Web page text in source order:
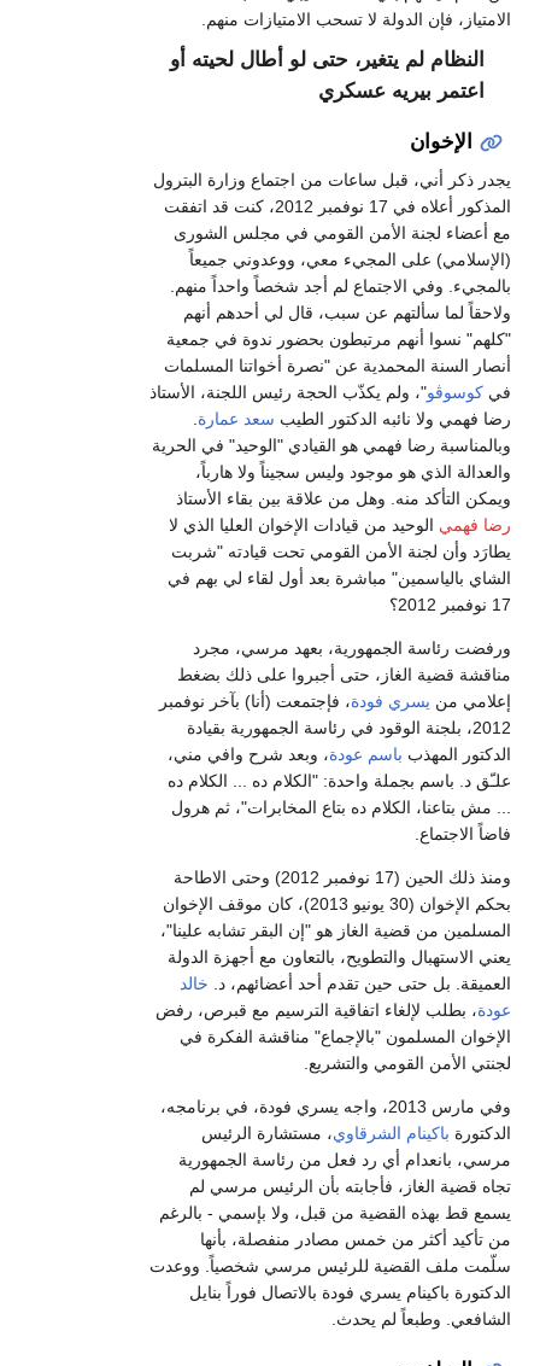
الامتياز، فإن الدولة لا تسحب الامتيازات منهم.
النظام لم يتغير، حتى لو أطال لحيته أو
اعتمر بيريه عسكري
الإخوان
يجدر ذكر أني، قبل ساعات من اجتماع وزارة البترول
المذكور أعلاه في 17 نوفمبر 2012، كنت قد اتفقت
مع أعضاء لجنة الأمن القومي في مجلس الشورى
(الإسلامي) على المجيء معي، ووعدوني جميعاً
بالمجيء. وفي الاجتماع لم أجد شخصاً واحداً منهم.
ولاحقاً لما سألتهم عن سبب، قال لي أحدهم أنهم
"كلهم" نسوا أنهم مرتبطون بحضور ندوة في جمعية
أنصار السنة المحمدية عن "نصرة أخواتنا المسلمات
في كوسوڤو"، ولم يكذّب الحجة رئيس اللجنة، الأستاذ
رضا فهمي ولا نائبه الدكتور الطيب سعد عمارة
وبالمناسبة رضا فهمي هو القيادي "الوحيد" في الحرية
والعدالة الذي هو موجود وليس سجيناً ولا هارباً،
ويمكن التأكد منه. وهل من علاقة بين بقاء الأستاذ
رضا فهمي الوحيد من قيادات الإخوان العليا الذي لا
يطارَد وأن لجنة الأمن القومي تحت قيادته "شربت
الشاي بالياسمين" مباشرة بعد أول لقاء لي بهم في
17 نوفمبر 2012؟
ورفضت رئاسة الجمهورية، بعهد مرسي، مجرد
مناقشة قضية الغاز، حتى أجبروا على ذلك بضغط
إعلامي من يسري فودة، فإجتمعت (أنا) بآخر نوفمبر
2012، بلجنة الوقود في رئاسة الجمهورية بقيادة
الدكتور المهذب باسم عودة، وبعد شرح وافي مني،
علـّق د. باسم بجملة واحدة: "الكلام ده ... الكلام ده
... مش بتاعنا، الكلام ده بتاع المخابرات"، ثم هرول
فاضاً الاجتماع.
ومنذ ذلك الحين (17 نوفمبر 2012) وحتى الاطاحة
بحكم الإخوان (30 يونيو 2013)، كان موقف الإخوان
المسلمين من قضية الغاز هو "إن البقر تشابه علينا"،
يعني الاستهبال والتطويح، بالتعاون مع أجهزة الدولة
العميقة. بل حتى حين تقدم أحد أعضائهم، د. خالد
عودة، بطلب لإلغاء اتفاقية الترسيم مع قبرص، رفض
الإخوان المسلمون "بالإجماع" مناقشة الفكرة في
لجنتي الأمن القومي والتشريع.
وفي مارس 2013، واجه يسري فودة، في برنامجه،
الدكتورة باكينام الشرقاوي، مستشارة الرئيس
مرسي، بانعدام أي رد فعل من رئاسة الجمهورية
تجاه قضية الغاز، فأجابته بأن الرئيس مرسي لم
يسمع قط بهذه القضية من قبل، ولا بإسمي - بالرغم
من تأكيد أكثر من خمس مصادر منفصلة، بأنها
سلّمت ملف القضية للرئيس مرسي شخصياً. ووعدت
الدكتورة باكينام يسري فودة بالاتصال فوراً بنايل
الشافعي. وطبعاً لم يحدث.